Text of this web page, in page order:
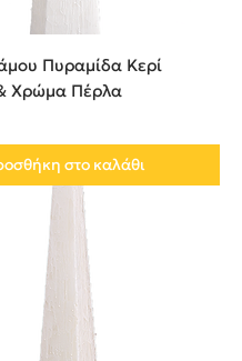
Πυραμίδα Κερί
Χρώμα Πέρλα
στο καλάθι